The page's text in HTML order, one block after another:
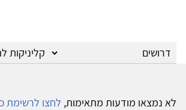
לא נמצאו מודעות מתאימות, לחצו לרשימת